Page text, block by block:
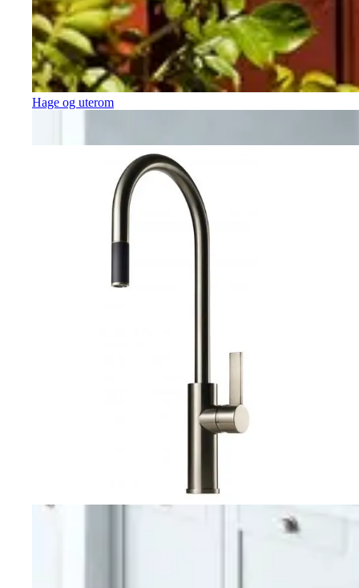
Hage og uterom